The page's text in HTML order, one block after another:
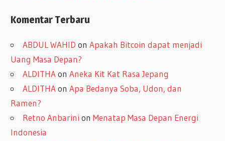
Komentar Terbaru
ABDUL WAHID onApakah Bitcoin dapat menjadi
Uang Masa Depan?
ALDITHAonAneka Kit Kat Rasa Jepang
ALDITHAonApa Bedanya Soba, Udon, dan
Ramen?
Retno Anbarini onMenatap Masa Depan Energi
Indonesia